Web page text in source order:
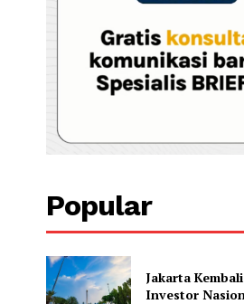
Popular
Jakarta
Investor